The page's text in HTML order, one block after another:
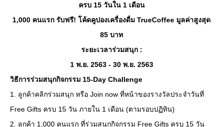
ครบ 15 วันใน 1 เดือน
1,000 คนแรก รับฟรี! โค้ดคูปองเครื่องดื่ม TrueCoffee มูลค่าสูงสุด
85 บาท
ระยะเวลาร่วมสนุก :
1 พ.ย. 2563 - 30 พ.ย. 2563
วิธีการร่วมสนุกกิจกรรม 15-Day Challenge
1. ลูกค้าคลิกร่วมสนุก หรือ Join now ที่หน้าของรางวัลประจำวันที่
Free Gifts ครบ 15 วัน ภายใน 1 เดือน (ตามรอบปฏิทิน)
2. ลูกค้า 1,000 คนแรก ที่ร่วมสนุกกิจกรรม Free Gifts ครบ 15 วัน